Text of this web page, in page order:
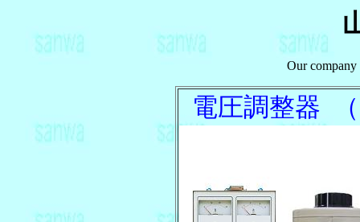
Our company
電圧調整器